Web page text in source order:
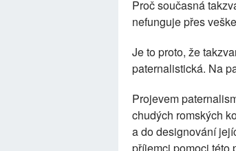
Proč současná
nefunguje přes
Je to proto, že
paternalistická. Na
Projevem
chudých romských
a do designování